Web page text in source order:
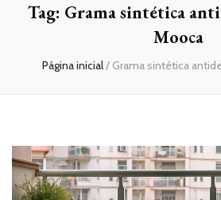
Tag: Grama sintética
Mooca
Página inicial/ Grama sintética